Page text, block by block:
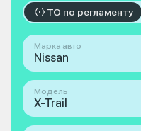
ТО по регламенту
Марка авто
Nissan
Модель
X-Trail